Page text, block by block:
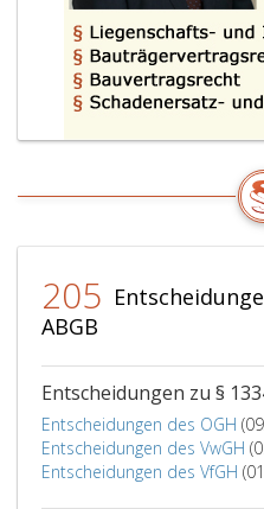
205
ABGB
Entscheidungen zu §
Entscheidungen des OGH
Entscheidungen des VwGH
Entscheidungen des VfGH